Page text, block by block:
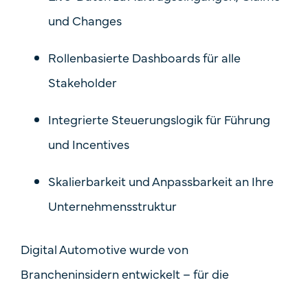
und Changes
Rollenbasierte Dashboardsfür alle
Stakeholder
Integrierte Steuerungslogikfür Führung
und Incentives
Skalierbarkeit und Anpassbarkeitan Ihre
Unternehmensstruktur
Digital Automotive wurde von
Brancheninsidern entwickelt – für die